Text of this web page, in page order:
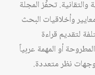
والتقانية. تحفِّز المجلة
وأخلاقيات البحث
لتقديم قراءة
أو المهمة عربياً
نظر متعددة.